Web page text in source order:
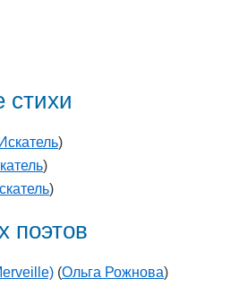
стихи
Искатель)
)
)
поэтов
(Ольга Рожнова)